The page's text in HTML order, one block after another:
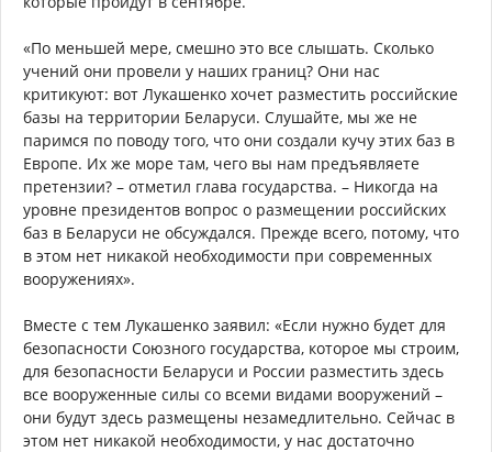
«По меньшей мере, смешно это все слышать. Сколько
учений они провели у наших границ? Они нас
критикуют: вот Лукашенко хочет разместить российские
базы на территории Беларуси. Слушайте, мы же не
паримся по поводу того, что они создали кучу этих баз в
Европе. Их же море там, чего вы нам предъявляете
претензии? – отметил глава государства. – Никогда на
уровне президентов вопрос о размещении российских
баз в Беларуси не обсуждался. Прежде всего, потому, что
в этом нет никакой необходимости при современных
вооружениях».
Вместе с тем Лукашенко заявил: «Если нужно будет для
безопасности Союзного государства, которое мы строим,
для безопасности Беларуси и России разместить здесь
все вооруженные силы со всеми видами вооружений –
они будут здесь размещены незамедлительно. Сейчас в
этом нет никакой необходимости, у нас достаточно